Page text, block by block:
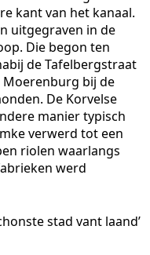
kant van het kanaal.
uitgegraven in de
Die begon ten
de Tafelbergstraat
bij de
De Korvelse
manier typisch
verwerd tot een
riolen waarlangs
werd
stad vant laand’